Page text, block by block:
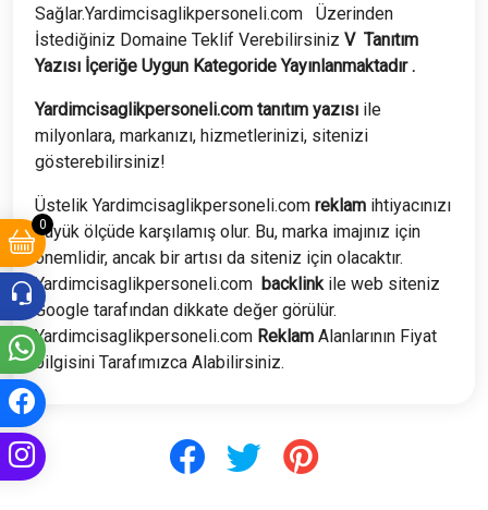
0
Sağlar.Yardimcisaglikpersoneli.com
Üzerinden
İstediğiniz Domaine Teklif Verebilirsiniz V Tanıtım
Yazısı İçeriğe Uygun Kategoride Yayınlanmaktadır .
Yardimcisaglikpersoneli.com tanıtım yazısı ile
milyonlara, markanızı, hizmetlerinizi, sitenizi
gösterebilirsiniz!
Üstelik Yardimcisaglikpersoneli.com reklam ihtiyacınızı
büyük ölçüde karşılamış olur. Bu, marka imajınız için
önemlidir, ancak bir artısı da siteniz için olacaktır.
Yardimcisaglikpersoneli.com backlink ile web siteniz
Google tarafından dikkate değer görülür.
Yardimcisaglikpersoneli.com Reklam Alanlarının Fiyat
bilgisini Tarafımızca Alabilirsiniz.